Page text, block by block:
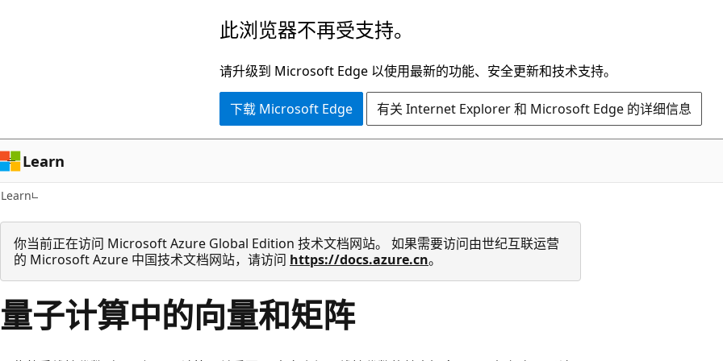
容
此浏览器不再受支持。
请升级到 Microsoft Edge 以使用最新的功能、安全更新和技术支持。
下载 Microsoft Edge 有关 Internet Explorer 和 Microsoft Edge 的详细信息
Learn
Learn
你当前正在访问 Microsoft Azure Global Edition 技术文档网站。 如果需要访问由世纪互联运营
的 Microsoft Azure 中国技术文档网站，请访问 https://docs.azure.cn。
量子计算中的向量和矩阵